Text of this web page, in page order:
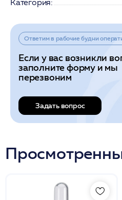
Категория:
Ответим в рабочие будни
Если у вас возникли
заполните форму и мы
перезвоним
Задать вопрос